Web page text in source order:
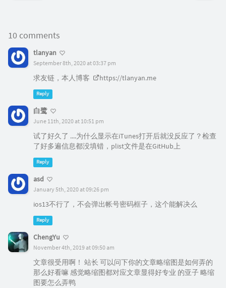
10 comments
tlanyan
September 8th, 2020 at 03:37 pm
求友链，本人博客 https://tlanyan.me
Reply
白鹭
June 11th, 2020 at 10:51 pm
试了好久了 ....为什么显示在iTunes打开后就没反应了？检查
了好多遍信息都没填错，plist文件是在GitHub上
Reply
asd
January 5th, 2020 at 09:26 pm
ios13不行了，不会弹出帐号密码框子，这个能解决么
Reply
ChengYu
November 4th, 2019 at 09:50 am
文章很受用啊！ 站长 可以问下你的文章略缩图是如何弄的
那么好看嘛 感觉略缩图都对应文章显得好专业 的亚子 略缩
图要怎么弄鸭